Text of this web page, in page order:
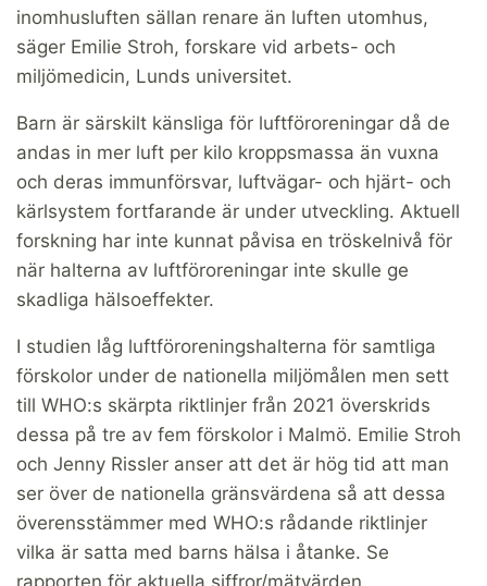
inomhusluften sällan renare än luften utomhus,
säger Emilie Stroh, forskare vid arbets- och
miljömedicin, Lunds universitet.
Barn är särskilt känsliga för luftföroreningar då de
andas in mer luft per kilo kroppsmassa än vuxna
och deras immunförsvar, luftvägar- och hjärt- och
kärlsystem fortfarande är under utveckling. Aktuell
forskning har inte kunnat påvisa en tröskelnivå för
när halterna av luftföroreningar inte skulle ge
skadliga hälsoeffekter.
I studien låg luftföroreningshalterna för samtliga
förskolor under de nationella miljömålen men sett
till WHO:s skärpta riktlinjer från 2021 överskrids
dessa på tre av fem förskolor i Malmö. Emilie Stroh
och Jenny Rissler anser att det är hög tid att man
ser över de nationella gränsvärdena så att dessa
överensstämmer med WHO:s rådande riktlinjer
vilka är satta med barns hälsa i åtanke. Se
rapporten för aktuella siffror/mätvärden.